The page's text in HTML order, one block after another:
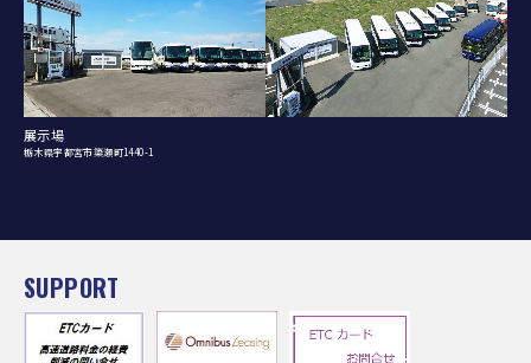
展示場
栃木県宇都宮市簗瀬町1440-1
SUPPORT